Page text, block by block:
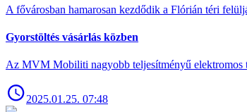
A fővárosban hamarosan kezdődik a Flórián téri
Gyorstöltés vásárlás közben
Az MVM Mobiliti nagyobb teljesítményű elektromos
2025.01.25. 07:48